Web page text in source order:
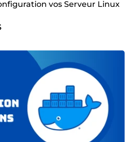
moi pour discuter de votre
adaptée ! 🚀
vos Serveur Linux